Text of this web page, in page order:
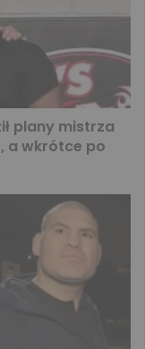
plany mistrza
a wkrótce po